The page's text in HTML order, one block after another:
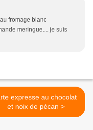
fromage blanc
meringue.... je suis
expresse au chocolat
et noix de pécan >